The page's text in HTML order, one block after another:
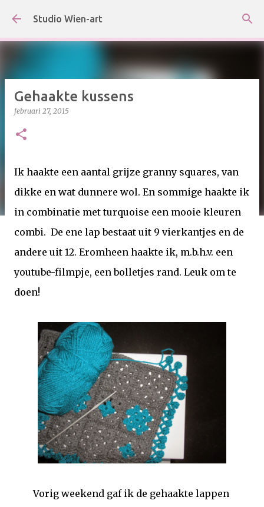
Doorgaan naar hoofdcontent
Studio Wien-art
Gehaakte kussens
februari 27, 2015
Ik haakte een aantal grijze granny squares, van
dikke en wat dunnere wol. En sommige haakte ik
in combinatie met turquoise een mooie kleuren
combi. De ene lap bestaat uit 9 vierkantjes en de
andere uit 12. Eromheen haakte ik, m.b.h.v. een
youtube-filmpje, een bolletjes rand. Leuk om te
doen!
Vorig weekend gaf ik de gehaakte lappen